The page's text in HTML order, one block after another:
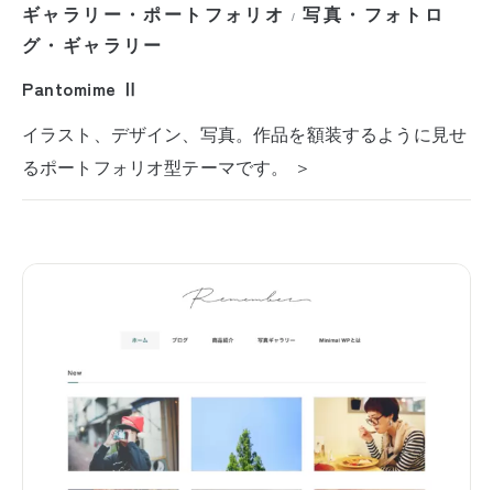
ギャラリー・ポートフォリオ /写真・フォトロ
グ・ギャラリー
Pantomime Ⅱ
イラスト、デザイン、写真。作品を額装するように見せ
るポートフォリオ型テーマです。 ＞